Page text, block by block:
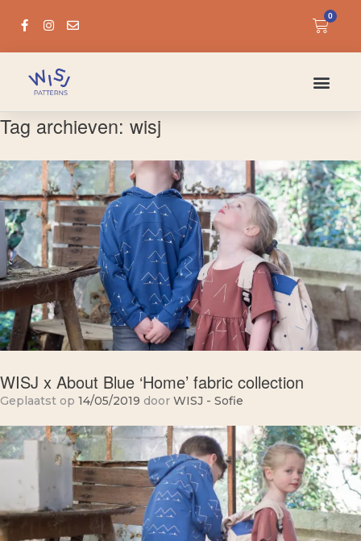
0
Tag archieven: wisj
WISJ x About Blue ‘Home’ fabric collection
Geplaatst op 14/05/2019 door WISJ - Sofie